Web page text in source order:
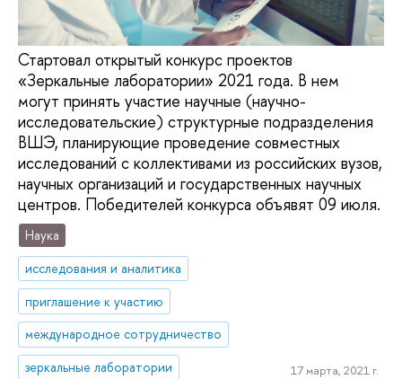
Стартовал открытый конкурс проектов
«Зеркальные лаборатории» 2021 года. В нем
могут принять участие научные (научно-
исследовательские) структурные подразделения
ВШЭ, планирующие проведение совместных
исследований с коллективами из российских вузов,
научных организаций и государственных научных
центров. Победителей конкурса объявят 09 июля.
Наука
исследования и аналитика
приглашение к участию
международное сотрудничество
зеркальные лаборатории
17 марта, 2021 г.